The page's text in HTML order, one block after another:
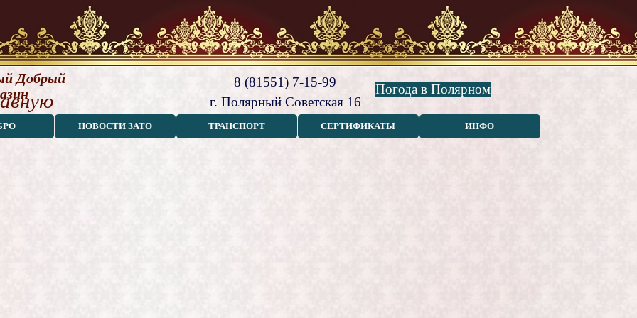
8 (81551) 7-15-99
г. Полярный Советская 16
Добрый
Погода в Полярном
НОВОСТИ ЗАТО ТРАНСПОРТ СЕРТИФИКАТЫ ИНФО